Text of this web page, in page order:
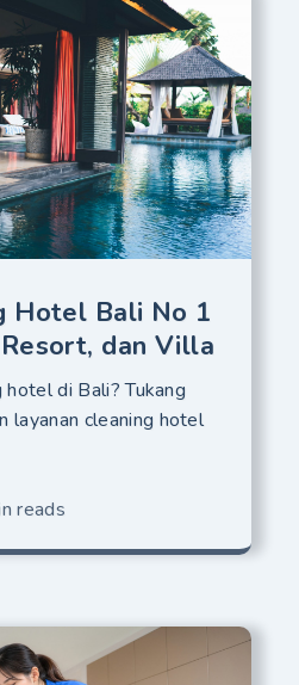
Hotel Bali No 1
dan Villa
di Bali? Tukang
layanan cleaning hotel
reads